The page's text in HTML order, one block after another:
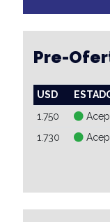
Pre-
USD
1.750
1.730